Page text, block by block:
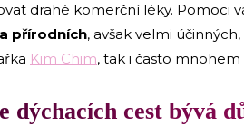
drahé komerční léky. Pomoci
přírodních, avšak velmi
Kim Chim, tak i často mnohem
dýchacích cest bývá